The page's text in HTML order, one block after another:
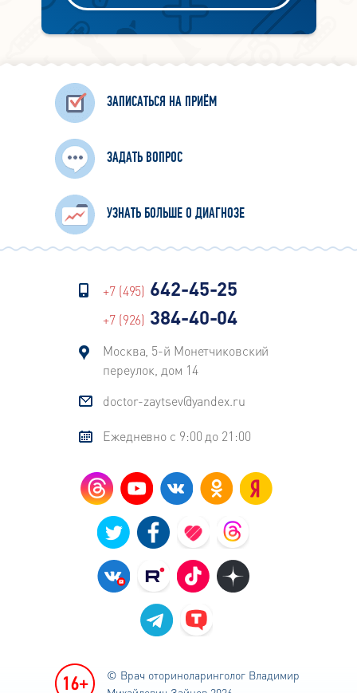
ЗАПИСАТЬСЯ НА ПРИЁМ
ЗАДАТЬ ВОПРОС
УЗНАТЬ БОЛЬШЕ О ДИАГНОЗЕ
+7 (495) 642-45-25
+7 (926) 384-40-04
Москва, 5-й Монетчиковский
переулок, дом 14
doctor-zaytsev@yandex.ru
Ежедневно с 9:00 до 21:00
© Врач оториноларинголог Владимир